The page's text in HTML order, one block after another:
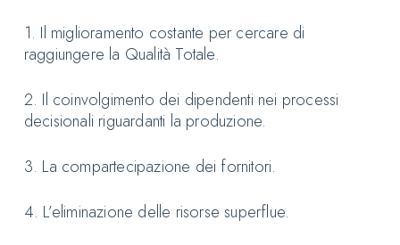
1. Il miglioramento costante per cercare di
raggiungere la Qualità Totale.
2. Il coinvolgimento dei dipendenti nei processi
decisionali riguardanti la produzione.
3. La compartecipazione dei fornitori.
4. L’eliminazione delle risorse superflue.